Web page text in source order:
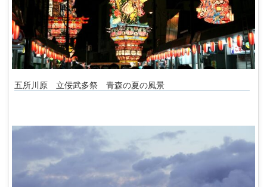
五所川原 立佞武多祭 青森の夏の風景